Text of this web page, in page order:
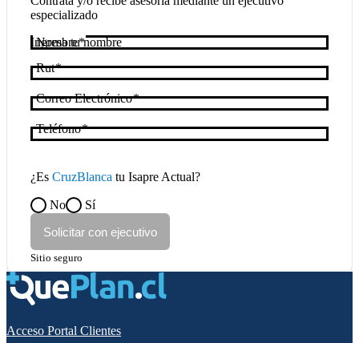
especializado
Nombre
Rut
Correo Electrónico
Teléfono
¿Es CruzBlanca tu Isapre Actual?
No
Sí
Solicitar con ejecutivo
Sitio seguro
Acceso Portal Clientes